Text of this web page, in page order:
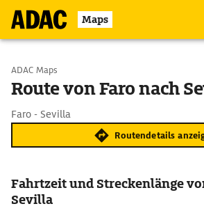
Maps
Start wählen
ADAC Maps
Route von Faro nach
Faro - Sevilla
Routendetails
Fahrtzeit und Streckenlänge
Sevilla